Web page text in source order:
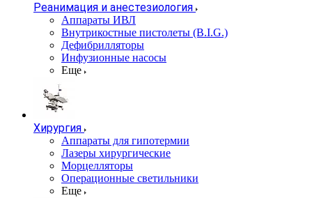
Реанимация и анестезиология
Аппараты ИВЛ
Внутрикостные пистолеты (B.I.G.)
Дефибрилляторы
Инфузионные насосы
Еще
Хирургия
Аппараты для гипотермии
Лазеры хирургические
Морцелляторы
Операционные светильники
Еще